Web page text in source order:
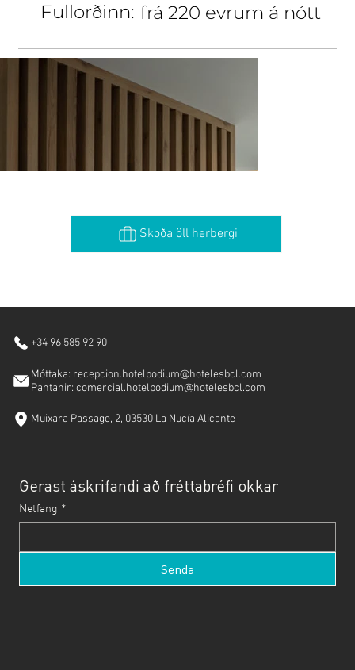
Fullorðinn: frá 220 evrum á nótt
Skoða öll herbergi
+34 96 585 92 90
Móttaka: recepcion.hotelpodium@hotelesbcl.com
Pantanir: comercial.hotelpodium@hotelesbcl.com
Muixara Passage, 2, 03530 La Nucía Alicante
Gerast áskrifandi að fréttabréfi okkar
Netfang *
Senda